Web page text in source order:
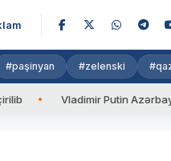
#paşinyan #zelenski
Vladimir Putin Azərbaycan